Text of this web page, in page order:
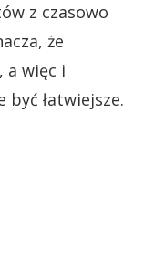
z czasowo
że
a więc i
być łatwiejsze.